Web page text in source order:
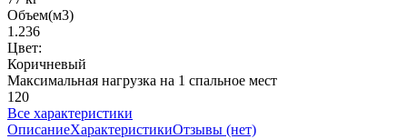
Объем(м3)
1.236
Цвет:
Коричневый
Максимальная нагрузка на 1 спальное мест
120
Все характеристики
ОписаниеХарактеристикиОтзывы (нет)